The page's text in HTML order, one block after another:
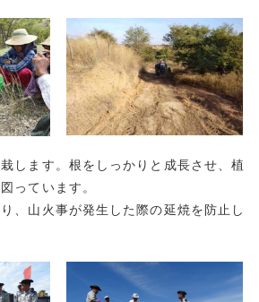
します。根をしっかりと成長させ、植
っています。
、山火事が発生した際の延焼を防止し